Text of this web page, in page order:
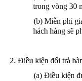
trong vòng 30
(b) Miễn phí
hách hàng sẽ
2. Điều kiện đổi trả
(a) Điều kiện